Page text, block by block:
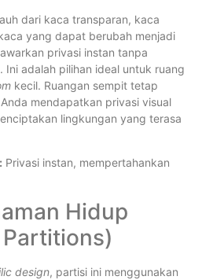
dari kaca transparan, kaca
yang dapat berubah menjadi
privasi instan tanpa
Ini adalah pilihan ideal untuk ruang
kecil. Ruangan sempit tetap
mendapatkan privasi visual
lingkungan yang terasa
Privasi instan, mempertahankan
Hidup
Partitions)
design, partisi ini menggunakan